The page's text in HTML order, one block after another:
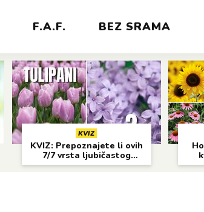
F.A.F. BEZ SRAMA
KVIZ
KVIZ: Prepoznajete li ovih
7/7 vrsta ljubičastog
cvijeća?